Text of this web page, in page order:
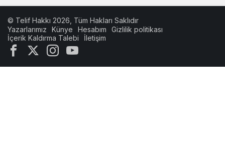
© Telif Hakkı 2026, Tüm Hakları Saklıdır
Yazarlarımız
Künye Hesabım
Gizlilik politikası
İçerik Kaldırma Talebi
İletişim